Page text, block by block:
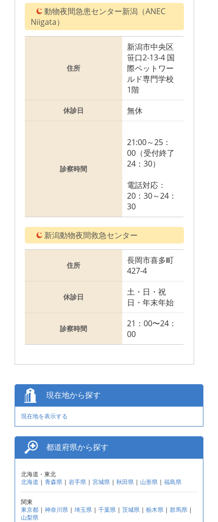
動物夜間急患センター新潟（ANEC
Niigata）
住所
新潟市中央区
笹口2-13-4 国
際ペットワー
ルド専門学校
1階
休診日 無休
診察時間
21:00～25：
00（受付終了
24：30）
電話対応：
20：30～24：
30
新潟動物夜間救急センター
住所
長岡市喜多町
427-4
休診日
土・日・祝
日・年末年始
診察時間
21：00〜24：
00
現在地から探す
現在地を表示する
都道府県から探す
北海道・東北
北海道 | 青森県 | 岩手県 | 宮城県 | 秋田県 | 山形県 | 福島県
関東
東京都 | 神奈川県 | 埼玉県 | 千葉県 | 茨城県 | 栃木県 | 群馬県 |
山梨県